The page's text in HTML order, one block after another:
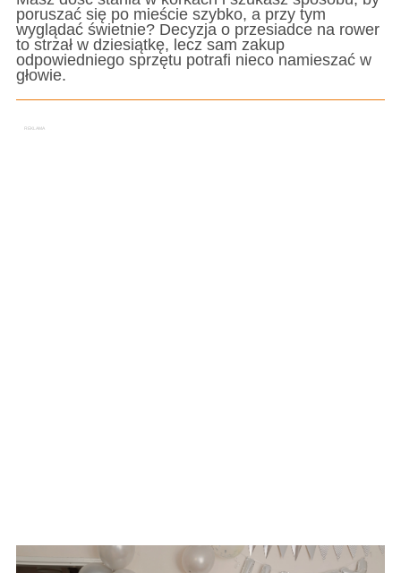
poruszać się po mieście szybko, a przy tym
wyglądać świetnie? Decyzja o przesiadce na rower
to strzał w dziesiątkę, lecz sam zakup
odpowiedniego sprzętu potrafi nieco namieszać w
głowie.